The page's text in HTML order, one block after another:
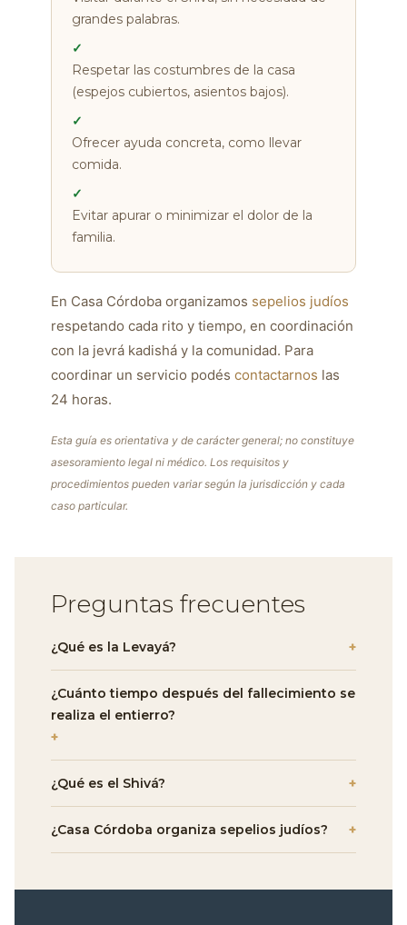
grandes palabras.
✓
Respetar las costumbres de la casa
(espejos cubiertos, asientos bajos).
✓
Ofrecer ayuda concreta, como llevar
comida.
✓
Evitar apurar o minimizar el dolor de la
familia.
En Casa Córdoba organizamos sepelios judíos
respetando cada rito y tiempo, en coordinación
con la jevrá kadishá y la comunidad. Para
coordinar un servicio podés contactarnos las
24 horas.
Esta guía es orientativa y de carácter general; no constituye
asesoramiento legal ni médico. Los requisitos y
procedimientos pueden variar según la jurisdicción y cada
caso particular.
Preguntas frecuentes
¿Qué es la Levayá? +
¿Cuánto tiempo después del fallecimiento se
realiza el entierro?
+
¿Qué es el Shivá? +
¿Casa Córdoba organiza sepelios judíos? +